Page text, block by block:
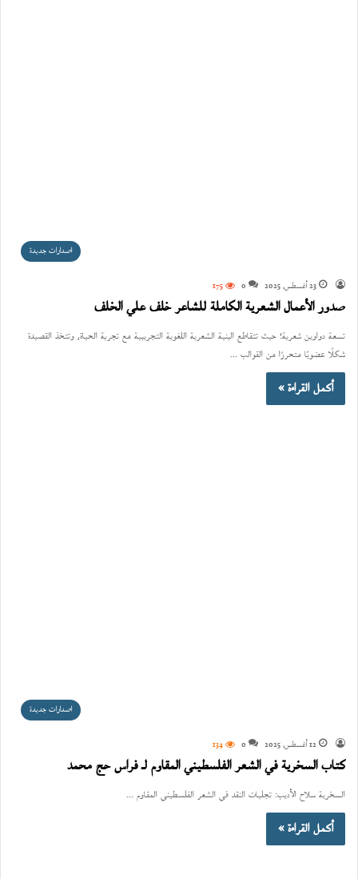
اصدارات جديدة
23 أغسطس، 2025 0
175
صدور الأعمال الشعرية الكاملة للشاعر خلف علي الخلف
تسعة دواوين شعرية؛ حيث تتقاطع البنية الشعرية اللغوية التجريبية مع تجربة الحياة، وتتخذ القصيدة
شكلًا عضويًا متحررًا من القوالب ...
أكمل القراءة »
اصدارات جديدة
12 أغسطس، 2025 0
134
كتاب السخرية في الشعر الفلسطيني المقاوم لـ فراس حج محمد
السخرية سلاح الأديب: تجليات النقد في الشعر الفلسطيني المقاوم ...
أكمل القراءة »